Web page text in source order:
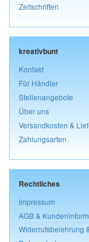
Zeitschriften
kreativbunt
Kontakt
Für Händler
Stellenangebote
Über uns
Versandkosten &
Zahlungsarten
Rechtliches
Impressum
AGB &
Widerrufsbelehrung